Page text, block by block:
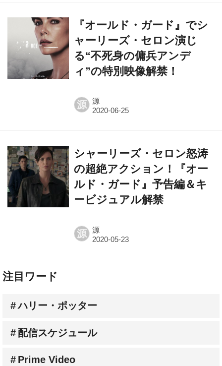
『オールド・ガード』でシ
ャーリーズ・セロン演じ
る“不死身の傭兵アンデ
ィ”の特別映像解禁！
源 源
シャーリーズ・セロン怒涛
の超絶アクション！『オー
ルド・ガード』予告編＆キ
ービジュアル解禁
源 源
注目ワード
ハリー・ポッター
配信スケジュール
Prime Video